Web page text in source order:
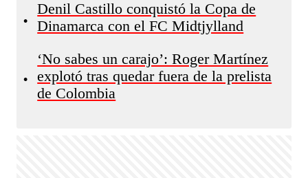
•
Denil Castillo conquistó la Copa de
Dinamarca con el FC Midtjylland
•
‘No sabes un carajo’: Roger Martínez
explotó tras quedar fuera de la prelista
de Colombia